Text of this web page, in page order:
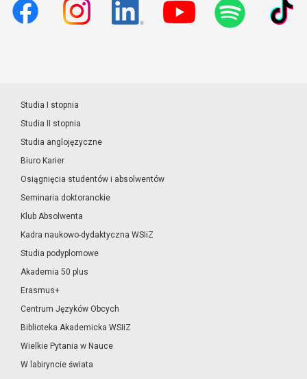
Studia I stopnia
Studia II stopnia
Studia anglojęzyczne
Biuro Karier
Osiągnięcia studentów i absolwentów
Seminaria doktoranckie
Klub Absolwenta
Kadra naukowo-dydaktyczna WSIiZ
Studia podyplomowe
Akademia 50 plus
Erasmus+
Centrum Języków Obcych
Biblioteka Akademicka WSIiZ
Wielkie Pytania w Nauce
W labiryncie świata